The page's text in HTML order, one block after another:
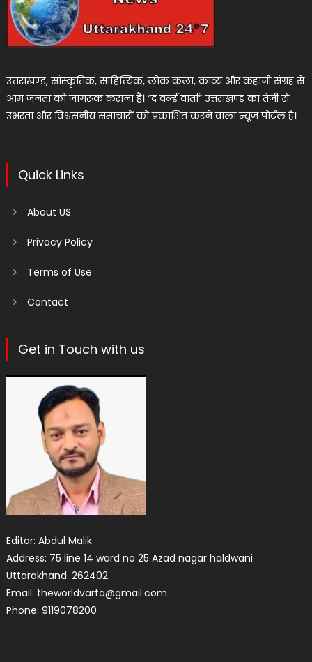
उत्तराखण्ड, सांस्कृतिक, साहित्यिक, लोक कला, काव्य और कहानी संग्रह से
आम जनता को जागरूक कराना है। “द वर्ल्ड वार्ता” उत्तराखण्ड का तेजी से
उभरता और विश्वसनीय समाचारों को प्रकाशित करने वाला न्यूज पोर्टल है।
Quick Links
About US
Privacy Policy
Terms of Use
Contact
Get in Touch with us
Editor: Abdul Malik
Address: 75 line 14 ward no 25 Azad nagar haldwani
Uttarakhand. 262402
Email: theworldvarta@gmail.com
Phone: 9119078200